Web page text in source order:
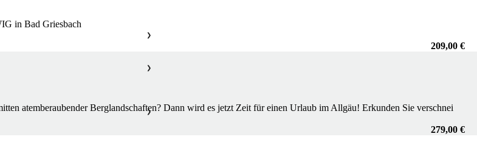
in Bad Griesbach
209,00 €
atemberaubender Berglandschaften? Dann wird es jetzt Zeit für einen Urlaub im Allgäu! Erkunden Sie verschnei
279,00 €
❯
❯
❯